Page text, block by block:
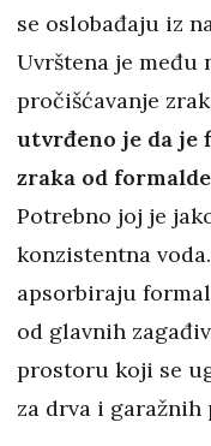
se oslobađaju iz
Uvrštena je među
pročišćavanje
utvrđeno je da je
zraka od
Potrebno joj je
konzistentna
apsorbiraju
od glavnih
prostoru koji se
za drva i garažnih